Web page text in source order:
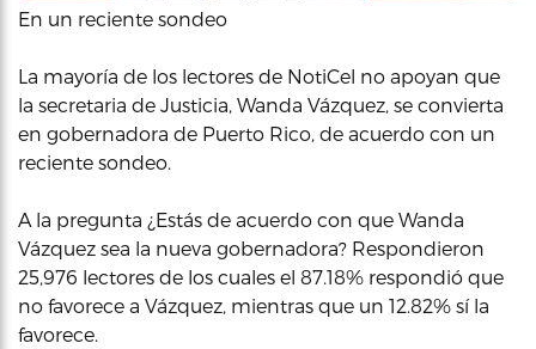
En un reciente sondeo
La mayoría de los lectores de NotiCel no apoyan que
la secretaria de Justicia, Wanda Vázquez, se convierta
en gobernadora de Puerto Rico, de acuerdo con un
reciente sondeo.
A la pregunta ¿Estás de acuerdo con que Wanda
Vázquez sea la nueva gobernadora? Respondieron
25,976 lectores de los cuales el 87.18% respondió que
no favorece a Vázquez, mientras que un 12.82% sí la
favorece.